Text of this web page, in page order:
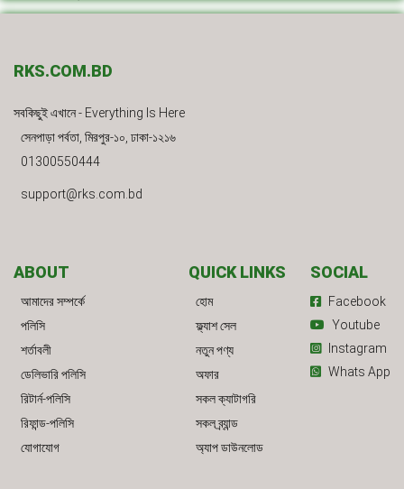
RKS.COM.BD
সবকিছুই এখানে - Everything Is Here
সেনপাড়া পর্বতা, মিরপুর-১০, ঢাকা-১২১৬
01300550444
support@rks.com.bd
ABOUT
আমাদের সম্পর্কে
পলিসি
শর্তাবলী
ডেলিভারি পলিসি
রিটার্ন-পলিসি
রিফান্ড-পলিসি
যোগাযোগ
QUICK LINKS
হোম
ফ্ল্যাশ সেল
নতুন পণ্য
অফার
সকল ক্যাটাগরি
সকল ব্র্যান্ড
অ্যাপ ডাউনলোড
SOCIAL
Facebook
Youtube
Instagram
Whats App